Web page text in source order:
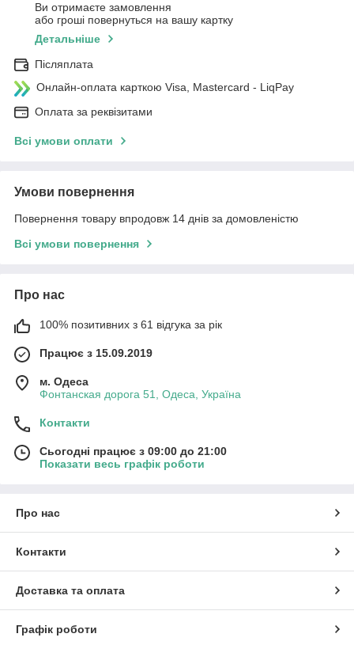
Ви отримаєте замовлення
або гроші повернуться на вашу картку
Детальніше
Післяплата
Онлайн-оплата карткою Visa, Mastercard - LiqPay
Оплата за реквізитами
Всі умови оплати
Умови повернення
Повернення товару впродовж 14 днів за домовленістю
Всі умови повернення
Про нас
100% позитивних з 61 відгука за рік
Працює з 15.09.2019
м. Одеса
Фонтанская дорога 51, Одеса, Україна
Контакти
Сьогодні працює з 09:00 до 21:00
Показати весь графік роботи
Про нас
Контакти
Доставка та оплата
Графік роботи